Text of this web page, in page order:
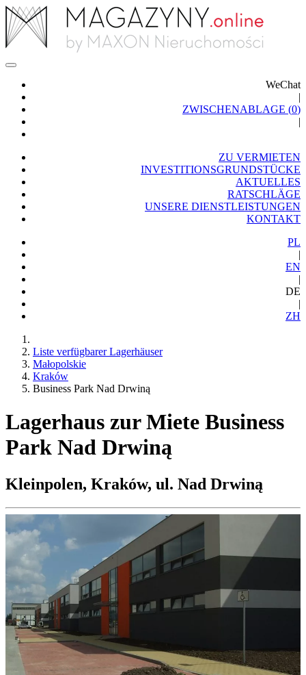
WeChat
|
ZWISCHENABLAGE (0)
|
ZU VERMIETEN
INVESTITIONSGRUNDSTÜCKE
AKTUELLES
RATSCHLÄGE
UNSERE DIENSTLEISTUNGEN
KONTAKT
PL
|
EN
|
DE
|
ZH
Liste verfügbarer Lagerhäuser
Małopolskie
Kraków
Business Park Nad Drwiną
Lagerhaus zur Miete Business
Park Nad Drwiną
Kleinpolen, Kraków, ul. Nad Drwiną